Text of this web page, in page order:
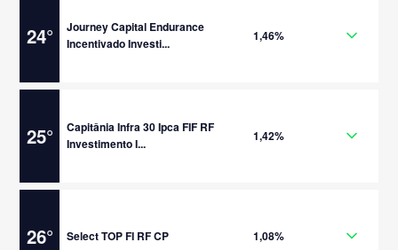
24°
Journey Capital Endurance
Incentivado Investi...
1,46%
25°
Capitânia Infra 30 Ipca FIF RF
Investimento I...
1,42%
26° Select TOP FI RF CP 1,08%